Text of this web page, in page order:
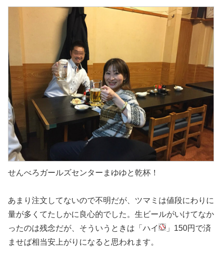
せんべろガールズセンターまゆゆと乾杯！
あまり注文してないので不明だが、ツマミは値段にわりに
量が多くてたしかに良心的でした。生ビールがいけてなか
ったのは残念だが、そういうときは「ハイ
」150円で済
ませば相当安上がりになると思われます。